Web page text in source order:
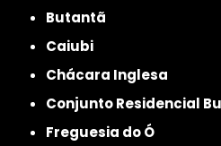
Butantã
Caiubi
Chácara Inglesa
Conjunto Residencial
Freguesia do Ó